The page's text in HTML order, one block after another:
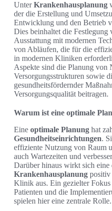
UnterKrankenhausplanung
der die Erstellung und
Entwicklung und den Betrieb
Dies beinhaltet die
Ausstattung mit modernen
von Abläufen, die für die
in modernen Kliniken
Aspekte sind die Planung von
Versorgungsstrukturen sowie
gesundheitsfördernder
Versorgungsqualität beitragen.
Warum ist eine optimale
Eine optimale Planung hat
Gesundheitseinrichtungen.
effiziente Nutzung von Raum
auch Wartezeiten und
Darüber hinaus wirkt sich eine
Krankenhausplanung positiv
Klinik aus. Ein gezielter
Patienten und die
spielen hier eine zentrale Rolle.